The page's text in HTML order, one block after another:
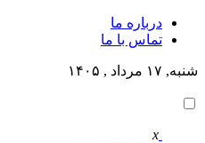
درباره ما
تماس با ما
شنبه, ۱۷ مرداد , ۱۴۰۵
x